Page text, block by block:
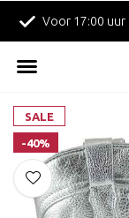
Voor 17:00 uur
SALE
-40%